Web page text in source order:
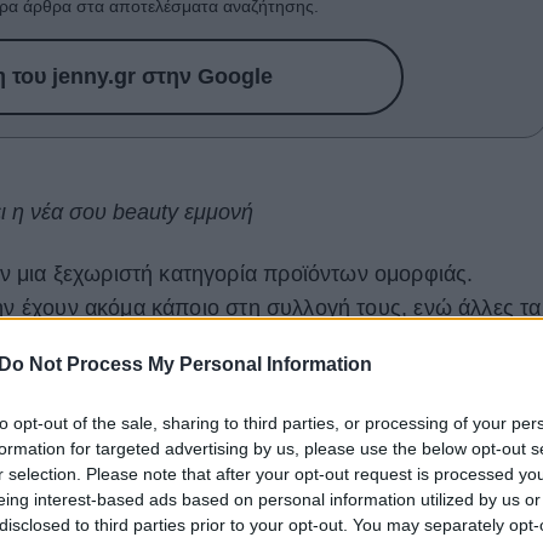
Do Not Process My Personal Information
opt-out of the sale, sharing to third parties, or processing of your
for targeted advertising by us, please use the below opt-out
selection. Please note that after your opt-out request is processed
interest-based ads based on personal information utilized by us
to third parties prior to your opt-out. You may separately
άρθρα στα αποτελέσματα αναζήτησης.
του jenny.gr στην Google
η νέα σου beauty εμμονή
μια ξεχωριστή κατηγορία προϊόντων ομορφιάς.
έχουν ακόμα κάποιο στη συλλογή τους, ενώ άλλες τα
αποχωριστούν. Ενώ, για κάποιες άλλες που δεν
είναι ο ιδανικός σύμμαχος ομορφιάς.
από τα κλασσικά αρώματα. Οι συνθέσεις τους είναι
και περιέχουν συστατικά που
μαλλιά από τις ακτίνες του ήλιου και άλλους
εκ τούτου, θα πρέπει να αποφεύγεις να αρωματίζεις